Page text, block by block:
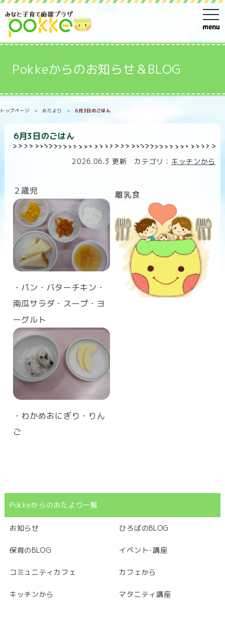
t
o
g
n
n
Pokkeからのお知らせ＆BLOG
トップページ > おたより >6月3日のごはん
6月3日のごはん
2026.06.3 更新 カテゴリ： キッチンから
２歳児
・パン・バターチキン・
南瓜サラダ・スープ・ヨ
ーグルト
・わかめおにぎり・りん
ご
離乳食
Pokkeからのおたより一覧
お知らせ ひろばのBLOG
保育のBLOG イベント･講座
コミュニティカフェ カフェから
キッチンから マタニティ講座